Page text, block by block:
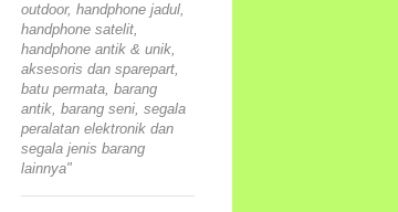
outdoor, handphone jadul,
handphone satelit,
handphone antik & unik,
aksesoris dan sparepart,
batu permata, barang
antik, barang seni, segala
peralatan elektronik dan
segala jenis barang
lainnya"